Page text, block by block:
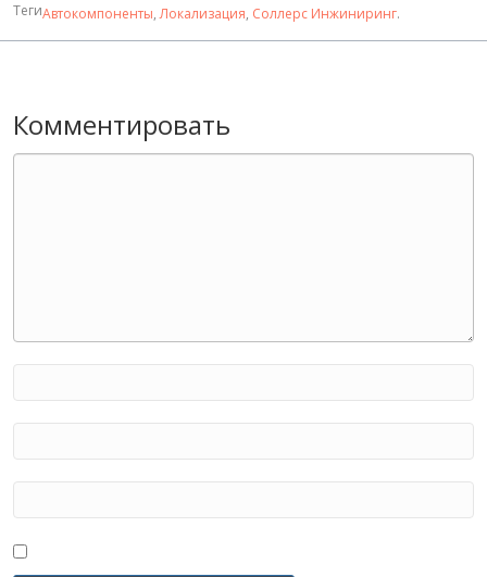
ТегиАвтокомпоненты,Локализация, Соллерс Инжиниринг.
Комментировать